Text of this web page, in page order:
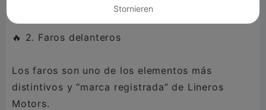
🔥 2. Faros delanteros
Los faros son uno de los elementos más
distintivos y “marca registrada” de Lineros
Motors.
Stornieren